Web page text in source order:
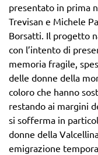
presentato in prima
Trevisan e Michele
Borsatti. Il progetto
con l’intento di
memoria fragile,
delle donne della
coloro che hanno
restando ai margini
si sofferma in
donne della
emigrazione